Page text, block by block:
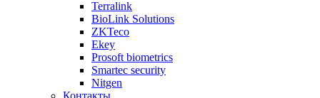
Terralink
BioLink Solutions
ZKTeco
Ekey
Prosoft biometrics
Smartec security
Nitgen